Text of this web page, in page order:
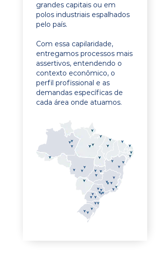
grandes capitais ou em
polos industriais espalhados
pelo país.
Com essa capilaridade,
entregamos processos mais
assertivos, entendendo o
contexto econômico, o
perfil profissional e as
demandas específicas de
cada área onde atuamos.